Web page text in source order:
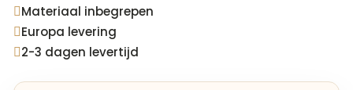
Materiaal inbegrepen
Europa levering
2-3 dagen levertijd